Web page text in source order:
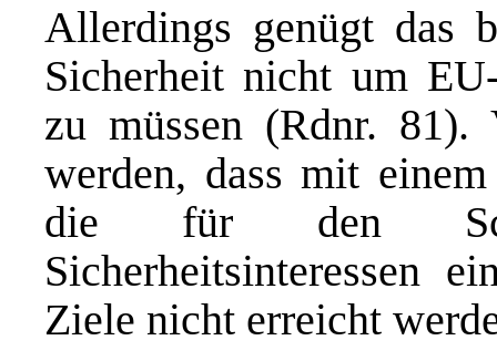
Allerdings genügt das
Sicherheit nicht um
zu müssen (Rdnr. 81).
werden, dass mit
die für den
Sicherheitsinteressen
Ziele nicht erreicht